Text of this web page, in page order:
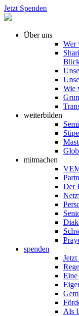
Jetzt Spenden
Über uns
Wer
Wie
weiterbilden
mitmachen
Der
spenden
Jetzt
Eine
Als